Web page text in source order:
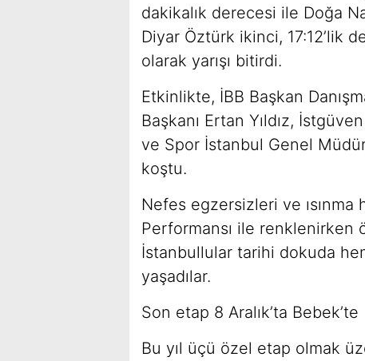
dakikalık derecesi ile Doğa
Diyar Öztürk ikinci, 17:12’lik
olarak yarışı bitirdi.
Etkinlikte, İBB Başkan
Başkanı Ertan Yıldız,
ve Spor İstanbul Genel
koştu.
Nefes egzersizleri ve
Performansı ile renklenirken
İstanbullular tarihi dokuda
yaşadılar.
Son etap 8 Aralık’ta Bebek’te
Bu yıl üçü özel etap olmak